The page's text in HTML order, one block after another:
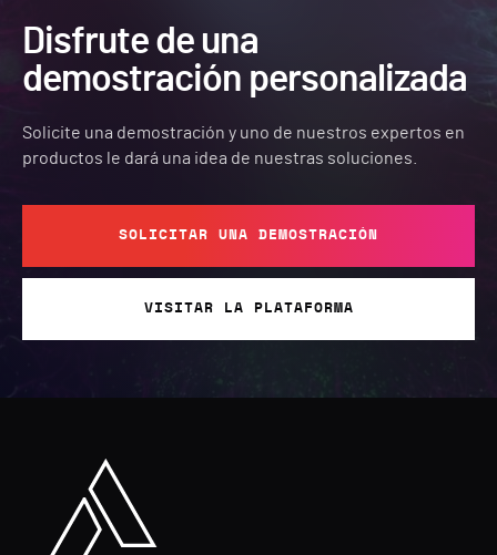
Disfrute de una
demostración personalizada
Solicite una demostración y uno de nuestros expertos en
productos le dará una idea de nuestras soluciones.
SOLICITAR UNA DEMOSTRACIÓN
VISITAR LA PLATAFORMA